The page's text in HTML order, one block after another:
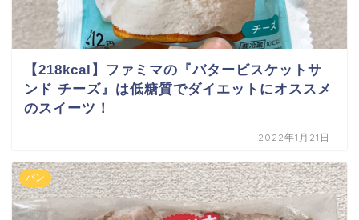
【218kcal】ファミマの『バタービスケットサ
ンド チーズ』は低糖質でダイエットにオススメ
のスイーツ！
2022年1月21日
パン